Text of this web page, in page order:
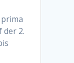
der 2.